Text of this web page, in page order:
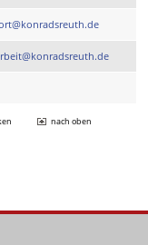
nach oben